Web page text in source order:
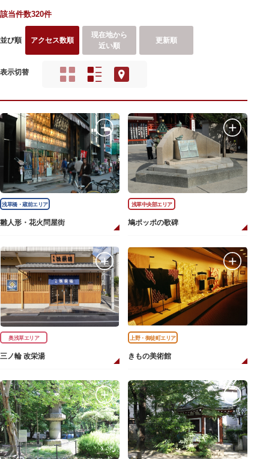
該当件数320件
並び順 アクセス数順
現在地から
近い順
更新順
表示切替
浅草橋・蔵前エリア
雛人形・花火問屋街
浅草中央部エリア
鳩ポッポの歌碑
奥浅草エリア
三ノ輪 改栄湯
上野・御徒町エリア
きもの美術館